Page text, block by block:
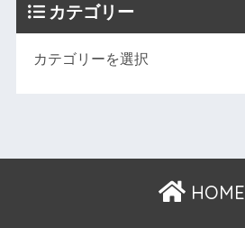
カテゴリー
HOME